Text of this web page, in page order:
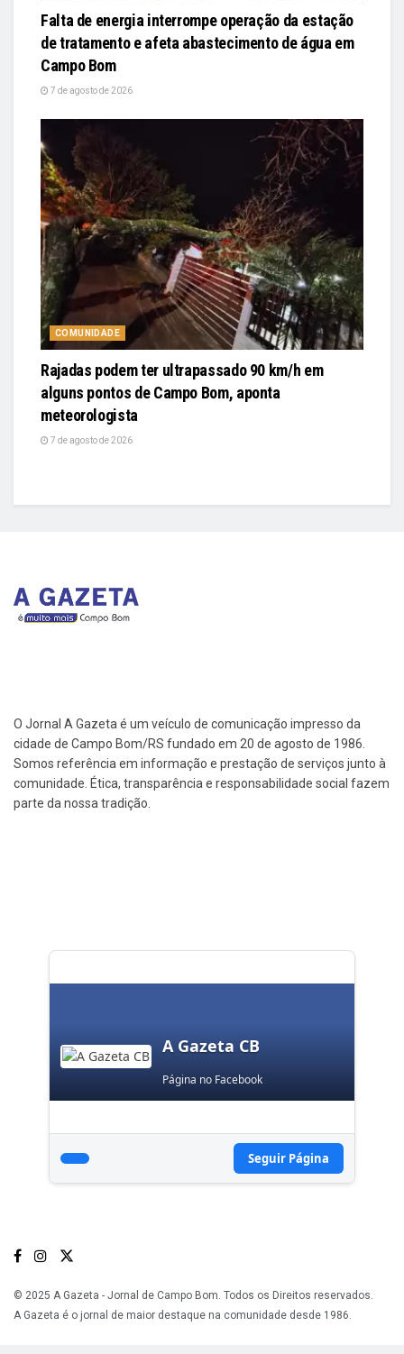
Falta de energia interrompe operação da estação
de tratamento e afeta abastecimento de água em
Campo Bom
7 de agosto de 2026
COMUNIDADE
Rajadas podem ter ultrapassado 90 km/h em
alguns pontos de Campo Bom, aponta
meteorologista
7 de agosto de 2026
O Jornal A Gazeta é um veículo de comunicação impresso da
cidade de Campo Bom/RS fundado em 20 de agosto de 1986.
Somos referência em informação e prestação de serviços junto à
comunidade. Ética, transparência e responsabilidade social fazem
parte da nossa tradição.
A Gazeta CB
Página no Facebook
Seguir Página
© 2025 A Gazeta - Jornal de Campo Bom. Todos os Direitos reservados.
A Gazeta é o jornal de maior destaque na comunidade desde 1986.